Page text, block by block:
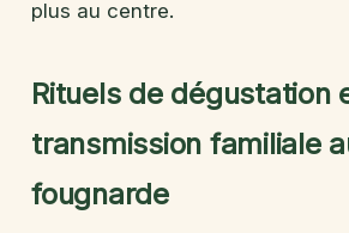
plus au centre.
Rituels de dégustation
transmission familiale
fougnarde